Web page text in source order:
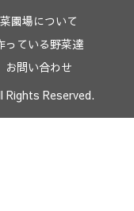
菜園場について
っている野菜達
お問い合わせ
Rights Reserved.